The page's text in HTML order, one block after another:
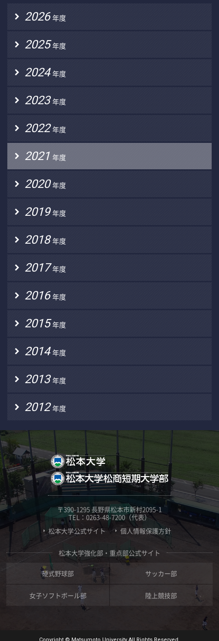
2026 年度
2025 年度
2024 年度
2023 年度
2022 年度
2021 年度
2020 年度
2019 年度
2018 年度
2017 年度
2016 年度
2015 年度
2014 年度
2013 年度
2012 年度
〒390-1295 長野県松本市新村2095-1
TEL：0263-48-7200（代表）
松本大学公式サイト
個人情報保護方針
松本大学強化部・重点部公式サイト
硬式野球部 サッカー部
女子ソフトボール部 陸上競技部